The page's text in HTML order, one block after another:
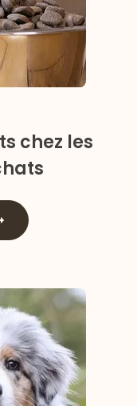
chez les